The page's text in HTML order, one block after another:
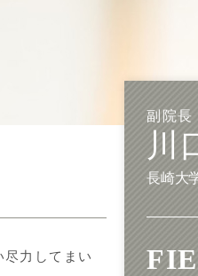
副院長
川
長崎大
力してまい